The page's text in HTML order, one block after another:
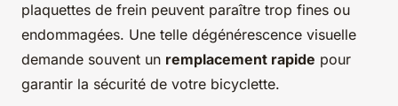
plaquettes de frein peuvent paraître trop fines ou
endommagées. Une telle dégénérescence visuelle
demande souvent un remplacement rapide pour
garantir la sécurité de votre bicyclette.